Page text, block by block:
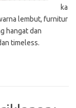
ka
lembut, furnitur
hangat dan
timeless.